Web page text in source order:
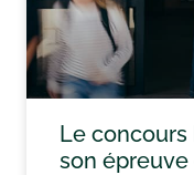
Le
son